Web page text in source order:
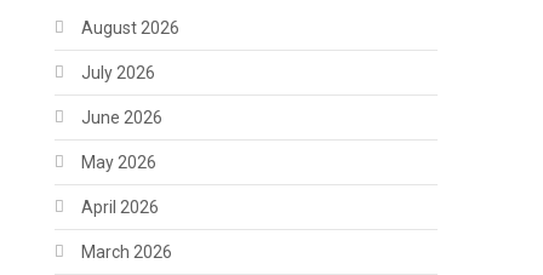
August 2026
July 2026
June 2026
May 2026
April 2026
March 2026